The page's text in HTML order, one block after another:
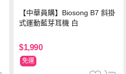
【中華員購】Biosong B7 斜掛
式運動藍芽耳機 白
$1,990
免運